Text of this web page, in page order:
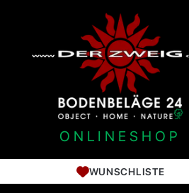
ONLINESHOP
WUNSCHLISTE